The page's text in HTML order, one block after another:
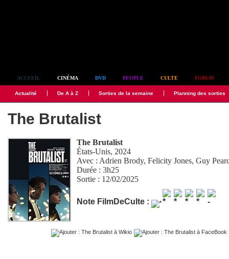
ACCUEIL CINÉMA DVD PEOPLE CULTE FORUM
Actualité De A à Z Sorties de la semaine Planning des sorties
The Brutalist
The Brutalist
États-Unis, 2024
Avec : Adrien Brody,Felicity Jones,Guy
Durée : 3h25
Sortie : 12/02/2025
Note FilmDeCulte :